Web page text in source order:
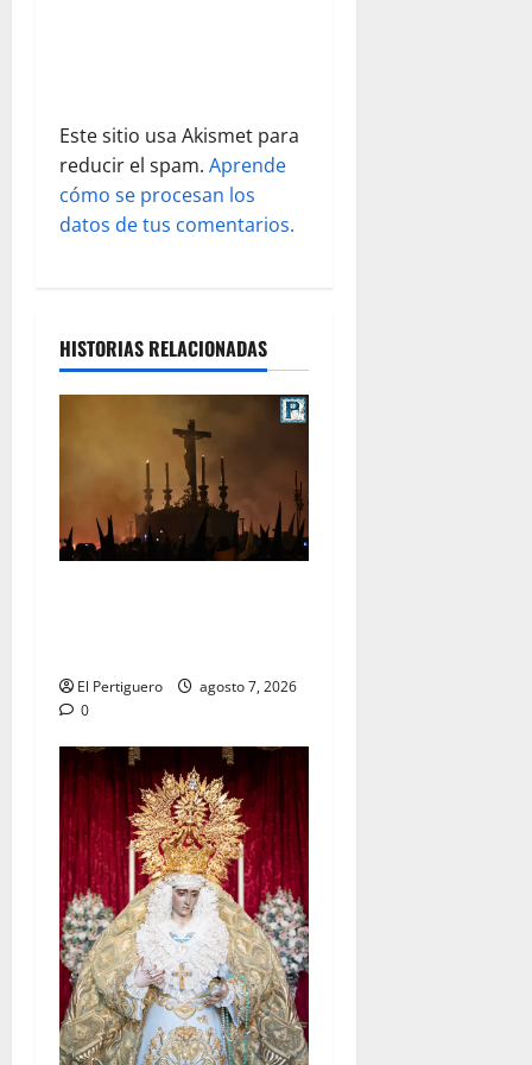
a
s
Este sitio usa Akismet para
reducir el spam. Aprende
cómo se procesan los
datos de tus comentarios.
HISTORIAS RELACIONADAS
El Pertiguero
agosto 7, 2026
0